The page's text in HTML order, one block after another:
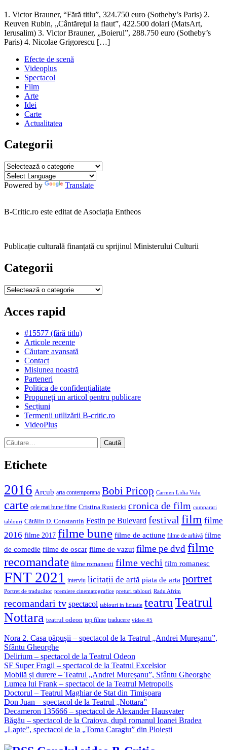
26
mai
201726
mai
1. Victor Brauner, “Fără titlu”, 324.750 euro (Sotheby’s Paris) 2.
Reuven Rubin, „Cântăreţul la flaut”, 422.500 dolari (MatsArt,
Ierusalim) 3. Victor Brauner, „Boierul”, 288.750 euro (Sotheby’s
Paris) 4. Nicolae Grigorescu […]
Efecte de scenă
Videoplus
Spectacol
Film
Arte
Idei
Carte
Actualitatea
Categorii
Categorii
Powered by Translate
B-Critic.ro este editat de Asociația Entheos
Publicație culturală finanțată cu sprijinul Ministerului Culturii
Categorii
Categorii
Acces rapid
#15577 (fără titlu)
Articole recente
Căutare avansată
Contact
Misiunea noastră
Parteneri
Politica de confidențialitate
Propuneți un articol pentru publicare
Secțiuni
Termenii utilizării B-critic.ro
VideoPlus
Caută
după:
Etichete
2016 Arcub arta contemporana Bobi Pricop Carmen Lidia Vidu
carte cele mai bune filme Cristina Rusiecki cronica de film cumparari
tablouri Cătălin D. Constantin Festin pe Bulevard festival film filme
2016 filme 2017 filme bune filme de actiune filme de arhivă filme
de comedie filme de oscar filme de vazut filme pe dvd filme
recomandate filme romanesti filme vechi film romanesc
FNT 2021 interviu licitații de artă piata de arta portret
Portret de traducător premiere cinematografice preturi tablouri Radu Afrim
recomandari tv spectacol tablouri in licitatie teatruTeatrul
Nottara teatrul odeon top filme traducere video #5
Nora 2. Casa păpușii – spectacol de la Teatrul „Andrei Mureșanu”,
Sfântu Gheorghe
Delirium – spectacol de la Teatrul Odeon
SF Super Fragil – spectacol de la Teatrul Excelsior
Mobilă și durere – Teatrul „Andrei Mureșanu”, Sfântu Gheorghe
Lumea lui Frank – spectacol de la Teatrul Metropolis
Doctorul – Teatrul Maghiar de Stat din Timișoara
Don Juan – spectacol de la Teatrul „Nottara”
Decameron 135666 – spectacol de Alexander Hausvater
Băgău – spectacol de la Craiova, după romanul Ioanei Bradea
„Lapte”, spectacol de la „Toma Caragiu” din Ploiești